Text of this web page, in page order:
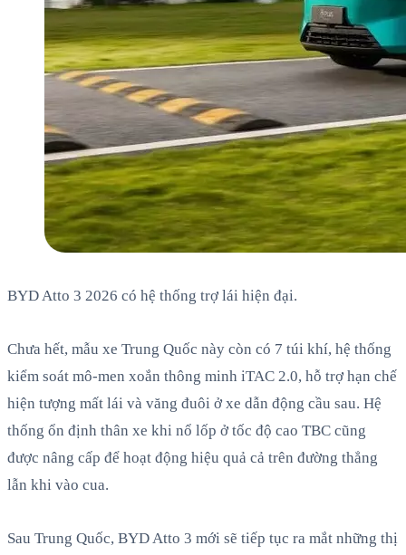
BYD Atto 3 2026 có hệ thống trợ lái hiện đại.
Chưa hết, mẫu xe Trung Quốc này còn có 7 túi khí, hệ thống
kiểm soát mô-men xoắn thông minh iTAC 2.0, hỗ trợ hạn chế
hiện tượng mất lái và văng đuôi ở xe dẫn động cầu sau. Hệ
thống ổn định thân xe khi nổ lốp ở tốc độ cao TBC cũng
được nâng cấp để hoạt động hiệu quả cả trên đường thẳng
lẫn khi vào cua.
Sau Trung Quốc, BYD Atto 3 mới sẽ tiếp tục ra mắt những thị